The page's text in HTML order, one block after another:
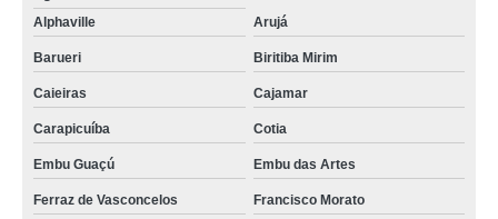
Alphaville
Arujá
Barueri Biritiba Mirim
Caieiras Cajamar
Carapicuíba Cotia
Embu Guaçú Embu das Artes
Ferraz de Vasconcelos Francisco Morato